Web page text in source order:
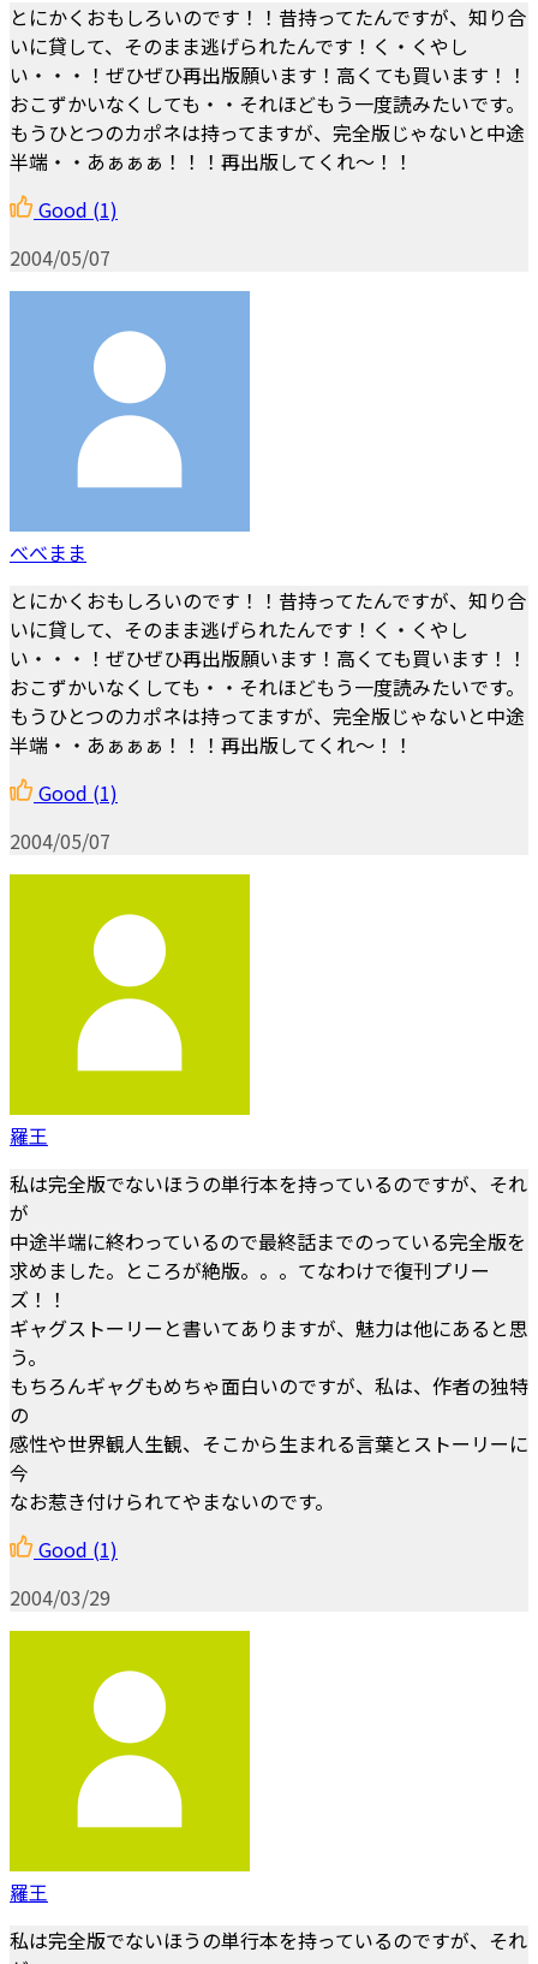
とにかくおもしろいのです！！昔持ってたんですが、知り合
いに貸して、そのまま逃げられたんです！く・くやし
い・・・！ぜひぜひ再出版願います！高くても買います！！
おこずかいなくしても・・それほどもう一度読みたいです。
もうひとつのカポネは持ってますが、完全版じゃないと中途
半端・・あぁぁぁ！！！再出版してくれ～！！
Good (1)
2004/05/07
べべまま
とにかくおもしろいのです！！昔持ってたんですが、知り合
いに貸して、そのまま逃げられたんです！く・くやし
い・・・！ぜひぜひ再出版願います！高くても買います！！
おこずかいなくしても・・それほどもう一度読みたいです。
もうひとつのカポネは持ってますが、完全版じゃないと中途
半端・・あぁぁぁ！！！再出版してくれ～！！
Good (1)
2004/05/07
羅王
私は完全版でないほうの単行本を持っているのですが、それ
が
中途半端に終わっているので最終話までのっている完全版を
求めました。ところが絶版。。。てなわけで復刊プリー
ズ！！
ギャグストーリーと書いてありますが、魅力は他にあると思
う。
もちろんギャグもめちゃ面白いのですが、私は、作者の独特
の
感性や世界観人生観、そこから生まれる言葉とストーリーに
今
なお惹き付けられてやまないのです。
Good (1)
2004/03/29
羅王
私は完全版でないほうの単行本を持っているのですが、それ